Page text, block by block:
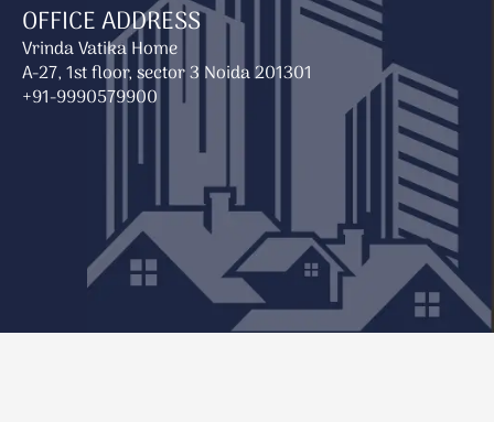
OFFICE ADDRESS
Vrinda Vatika Home
A-27, 1st floor, sector 3 Noida 201301
+91-9990579900